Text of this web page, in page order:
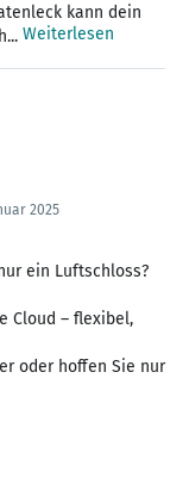
kann dein
Weiterlesen
2025
ein Luftschloss?
Cloud – flexibel,
oder hoffen Sie nur